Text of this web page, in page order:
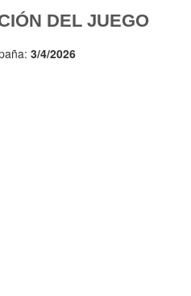
DEL JUEGO
3/4/2026